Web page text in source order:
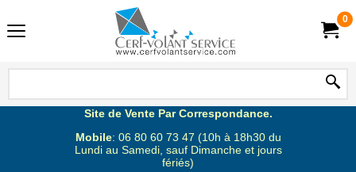
0
Site de Vente Par Correspondance.
Mobile: 06 80 60 73 47 (10h à 18h30 du
Lundi au Samedi, sauf Dimanche et jours
fériés)